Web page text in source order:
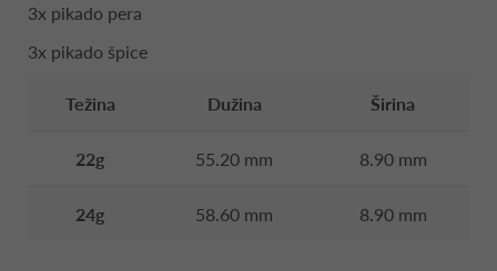
3x pikado pera
3x pikado špice
Težina Dužina Širina
22g 55.20 mm 8.90 mm
24g 58.60 mm 8.90 mm